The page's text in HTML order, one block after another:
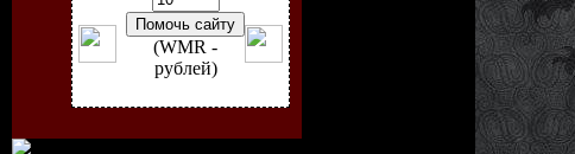
(WMR -
рублей)